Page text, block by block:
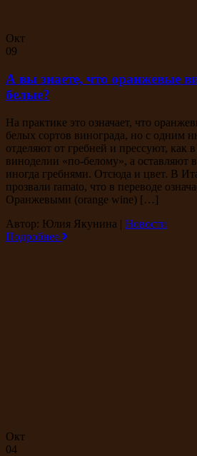
Окт
09
А вы знаете, что оранжевые
белые?
На практике это означает, что
белых сортов винограда, но с одним
отделяют от гребней и прессуют, как
виноделии «по-белому», а оставляют
иногда гребнями. Отсюда и цвет. В
прозвали ramato, что в переводе
Оранжевыми (orange wine) […]
Автор: Юлия Якунина | Новости
Подробнее
Окт
04